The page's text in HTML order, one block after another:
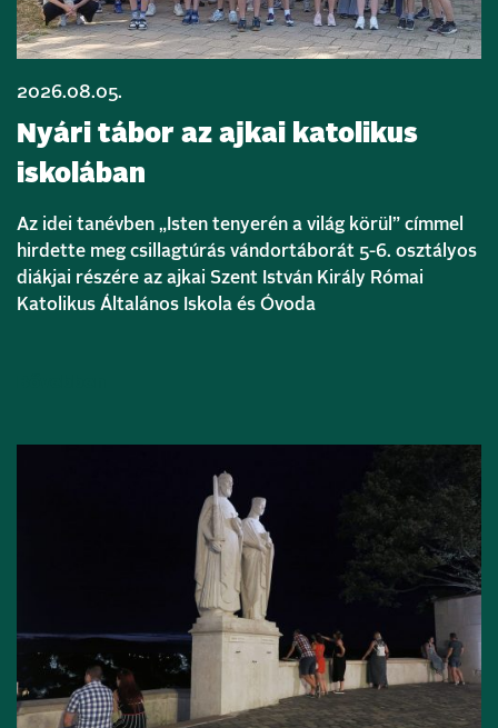
2026.08.05.
Nyári tábor az ajkai katolikus
iskolában
Az idei tanévben „Isten tenyerén a világ körül” címmel
hirdette meg csillagtúrás vándortáborát 5-6. osztályos
diákjai részére az ajkai Szent István Király Római
Katolikus Általános Iskola és Óvoda